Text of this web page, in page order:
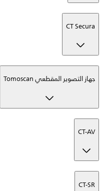
CT Secura
جهاز التصوير المقطعي Tomoscan
CT-AV
CT-SR